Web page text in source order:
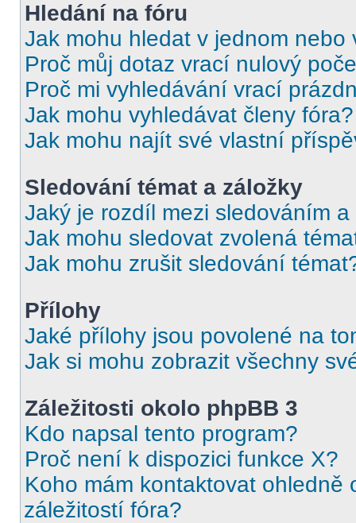
Hledání na fóru
Jak mohu hledat v jednom nebo
Proč můj dotaz vrací nulový
Proč mi vyhledávání vrací
Jak mohu vyhledávat členy fóra?
Jak mohu najít své vlastní
Sledování témat a záložky
Jaký je rozdíl mezi sledováním a
Jak mohu sledovat zvolená
Jak mohu zrušit sledování
Přílohy
Jaké přílohy jsou povolené na
Jak si mohu zobrazit všechny
Záležitosti okolo phpBB 3
Kdo napsal tento program?
Proč není k dispozici funkce X?
Koho mám kontaktovat
záležitostí fóra?